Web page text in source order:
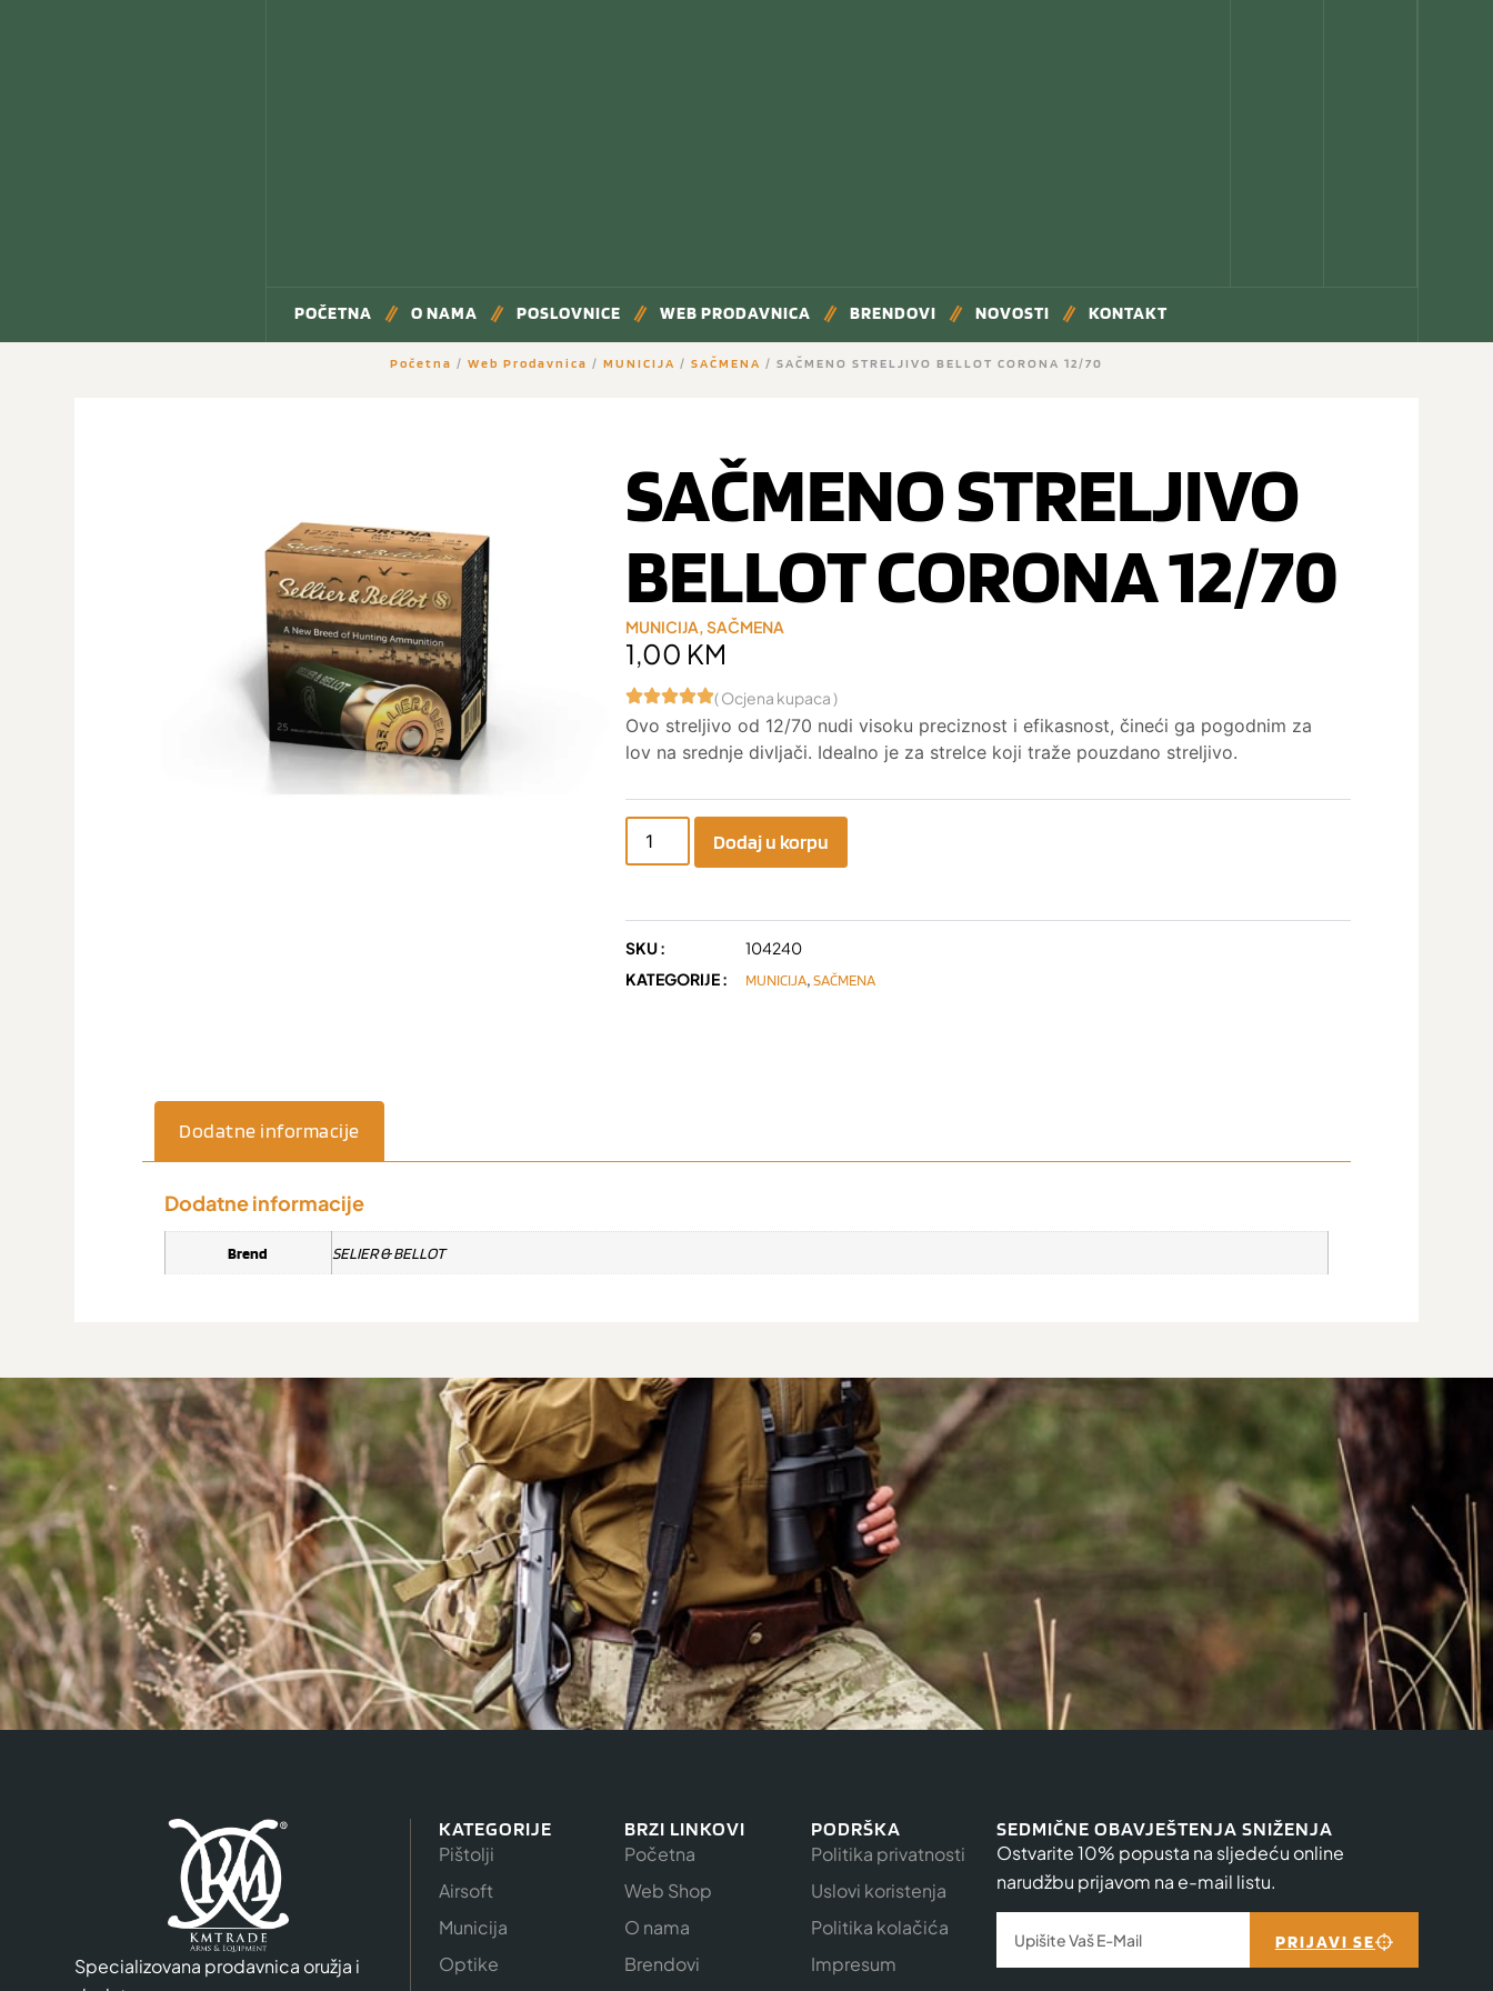
POČETNA O NAMA POSLOVNICE WEB PRODAVNICA BRENDOVI NOVOSTI KONTAKT
Početna / Web Prodavnica / MUNICIJA / SAČMENA / SAČMENO STRELJIVO BELLOT CORONA 12/70
SAČMENO STRELJIVO
BELLOT CORONA 12/70
MUNICIJA,SAČMENA
1,00 KM
( Ocjena kupaca )
Ovo streljivo od 12/70 nudi visoku preciznost i efikasnost, čineći ga pogodnim za
lov na srednje divljači. Idealno je za strelce koji traže pouzdano streljivo.
Dodaj u korpu
SKU :
104240
KATEGORIJE :
MUNICIJA,SAČMENA
Dodatne informacije
Dodatne informacije
Brend SELIER & BELLOT
Specializovana prodavnica oružja i
KATEGORIJE
Pištolji
Airsoft
Municija
Optike
BRZI LINKOVI
Početna
Web Shop
O nama
Brendovi
PODRŠKA
Politika privatnosti
Uslovi koristenja
Politika kolačića
Impresum
SEDMIČNE OBAVJEŠTENJA SNIŽENJA
Ostvarite 10% popusta na sljedeću online
narudžbu prijavom na e-mail listu.
PRIJAVI SE